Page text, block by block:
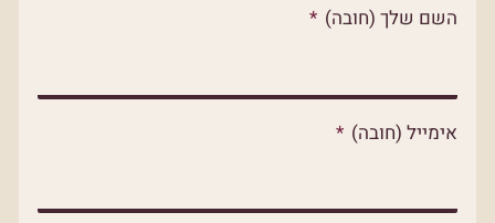
o
k
e
p
השם שלך (חובה)
אימייל (חובה)